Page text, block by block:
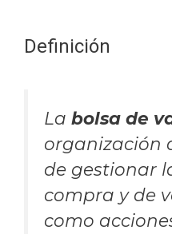
Definición
La bolsa de
organización
de gestionar
compra y de
como